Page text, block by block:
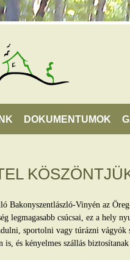
DOKUMENTUMOK
Bakonyszentlászló-Vinyén az
legmagasabb csúcsai, ez a hely
sportolni vagy túrázni vágyók
is, és kényelmes szállás